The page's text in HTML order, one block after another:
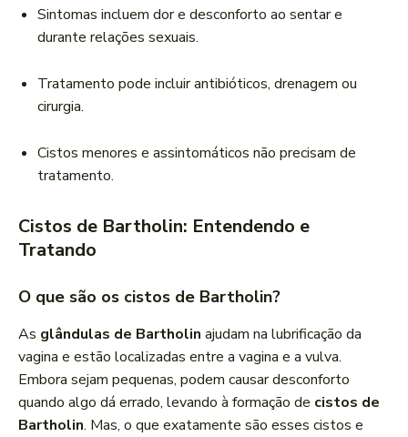
Sintomas incluem dor e desconforto ao sentar e
durante relações sexuais.
Tratamento pode incluir antibióticos, drenagem ou
cirurgia.
Cistos menores e assintomáticos não precisam de
tratamento.
Cistos de Bartholin: Entendendo e
Tratando
O que são os cistos de Bartholin?
As glândulas de Bartholin ajudam na lubrificação da
vagina e estão localizadas entre a vagina e a vulva.
Embora sejam pequenas, podem causar desconforto
quando algo dá errado, levando à formação de cistos de
Bartholin. Mas, o que exatamente são esses cistos e